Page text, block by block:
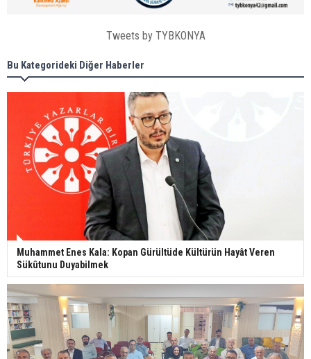
Tweets by TYBKONYA
Bu Kategorideki Diğer Haberler
Muhammet Enes Kala: Kopan Gürültüde Kültürün Hayât Veren
Sükûtunu Duyabilmek